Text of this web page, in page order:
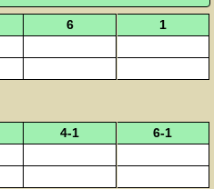
6
1
4-1
6-1